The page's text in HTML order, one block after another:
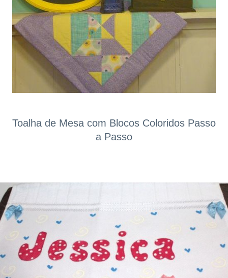
Toalha de Mesa com Blocos Coloridos Passo
a Passo